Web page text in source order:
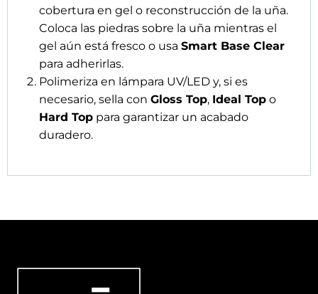
cobertura en gel o reconstrucción de la uña.
Coloca las piedras sobre la uña mientras el
gel aún está fresco o usa Smart Base Clear
para adherirlas.
Polimeriza en lámpara UV/LED y, si es
necesario, sella con Gloss Top, Ideal Top
Hard Top para garantizar un acabado
duradero.